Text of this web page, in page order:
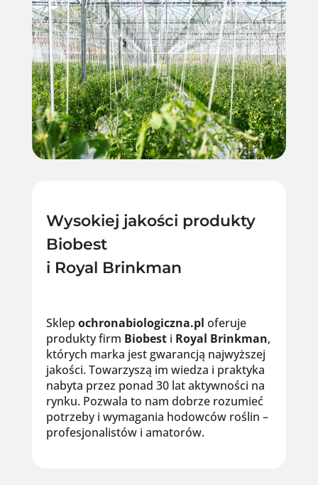
Wysokiej jakości produkty
Biobest
i Royal Brinkman
Sklep ochronabiologiczna.pl oferuje
produkty firm Biobesti Royal Brinkman,
których marka jest gwarancją najwyższej
jakości. Towarzyszą im wiedza i praktyka
nabyta przez ponad 30 lat aktywności na
rynku. Pozwala to nam dobrze rozumieć
potrzeby i wymagania hodowców roślin –
profesjonalistów i amatorów.